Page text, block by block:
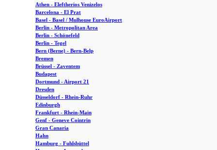
Athen - Eleftherios Venizelos
Barcelona - El Prat
Basel - Basel / Mulhouse EuroAirport
Berlin - Metropolitan Area
Berlin - Schönefeld
Berlin - Tegel
Bern (Berne) - Bern-Belp
Bremen
Brüssel - Zaventem
Budapest
Dortmund - Airport 21
Dresden
Düsseldorf - Rhein-Ruhr
Edinburgh
Frankfurt - Rhein-Main
Genf - Geneve Cointrin
Gran Canaria
Hahn
Hamburg - Fuhlsbüttel